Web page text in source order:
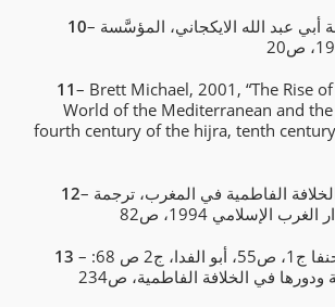
10– موسى لقبال، ملحمة أبي عبد الله الايكجاني، المؤسَّسة
11– Brett Michael, 2001, “The Rise
World of the Mediterranean and
fourth century of the hijra, tenth century
12– فرحات الدشرواي، الخلافة الفاطمية في المغرب، ترجمة
13 – المقريزي، اتّعاظ الحنفا ج1، ص55، أبو الفدا، ج2 ص 68: